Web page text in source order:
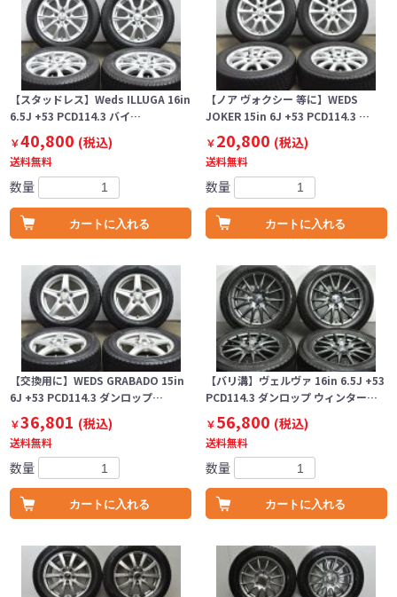
【スタッドレス】Weds ILLUGA 16in
6.5J +53 PCD114.3 バイ…
￥40,800 (税込)
送料無料
数量
カートに入れる
【ノア ヴォクシー 等に】WEDS
JOKER 15in 6J +53 PCD114.3 …
￥20,800 (税込)
送料無料
数量
カートに入れる
【交換用に】WEDS GRABADO 15in
6J +53 PCD114.3 ダンロップ…
￥36,801 (税込)
送料無料
数量
カートに入れる
【バリ溝】ヴェルヴァ 16in 6.5J +53
PCD114.3 ダンロップ ウィンター…
￥56,800 (税込)
送料無料
数量
カートに入れる